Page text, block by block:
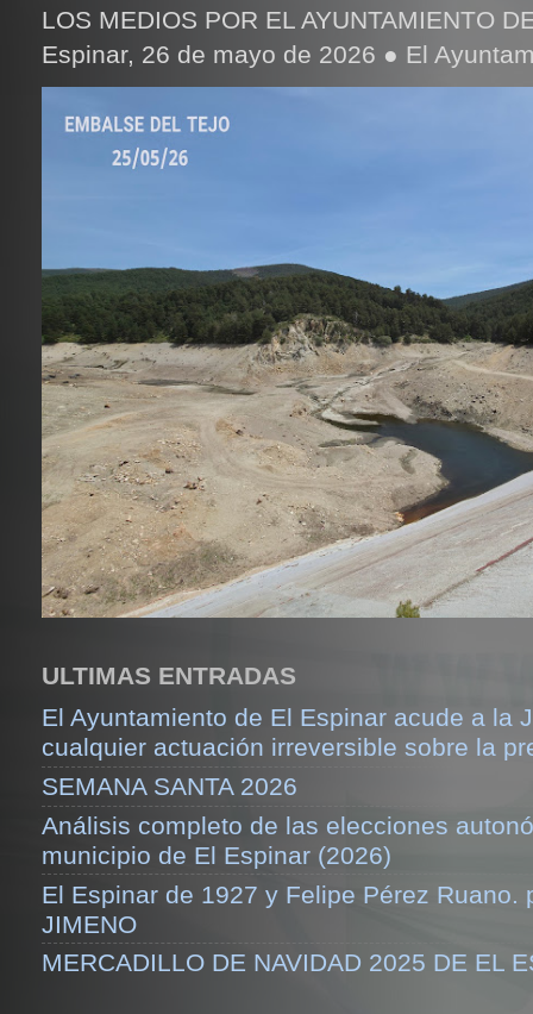
LOS MEDIOS POR EL AYUNTAMIENTO
Espinar, 26 de mayo de 2026 ● El
ULTIMAS ENTRADAS
El Ayuntamiento de El Espinar acude a la
cualquier actuación irreversible sobre la
SEMANA SANTA 2026
Análisis completo de las elecciones
municipio de El Espinar (2026)
El Espinar de 1927 y Felipe Pérez Ruano.
JIMENO
MERCADILLO DE NAVIDAD 2025 DE EL